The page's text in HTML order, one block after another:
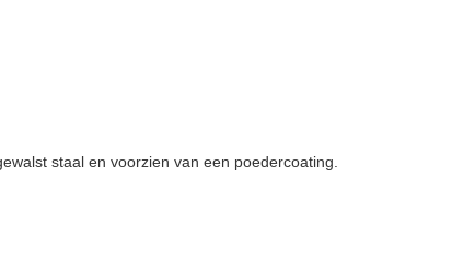
staal en voorzien van een poedercoating.